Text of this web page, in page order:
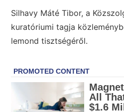
Silhavy Máté Tibor, a
kuratóriumi tagja
lemond tisztségéről.